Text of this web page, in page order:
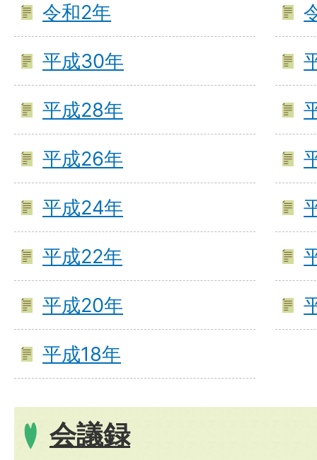
令和2年
平成30年
平成28年
平成26年
平成24年
平成22年
平成20年
平成18年
会議録